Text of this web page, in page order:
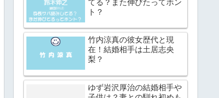
てる？また伸びたってホン
ト？
竹内涼真の彼女歴代と現
在！結婚相手は土居志央
梨？
ゆず岩沢厚治の結婚相手や